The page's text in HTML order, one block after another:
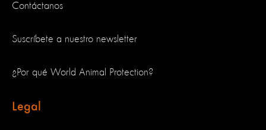
Contáctanos
Suscríbete a nuestro newsletter
¿Por qué World Animal Protection?
Legal